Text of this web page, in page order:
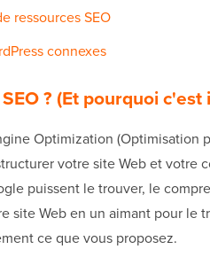
ressources SEO
connexes
? (Et pourquoi
Optimization (Optimisation
votre site Web et votre
puissent le trouver, le
site Web en un aimant pour le
ce que vous proposez.